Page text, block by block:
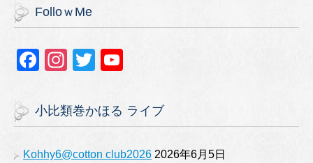
FolloｗMe
F
c
e
b
In
a
gr
a
T
tt
er
u
T
u
小比類巻かほる ライブ
Kohhy6@cotton club2026 2026年6月5日